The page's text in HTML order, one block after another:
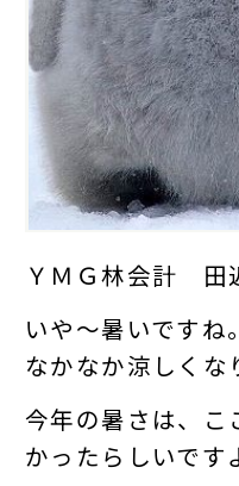
ＹＭＧ林会計 田
いや～暑いですね
なかなか涼しくな
今年の暑さは、こ
かったらしいです